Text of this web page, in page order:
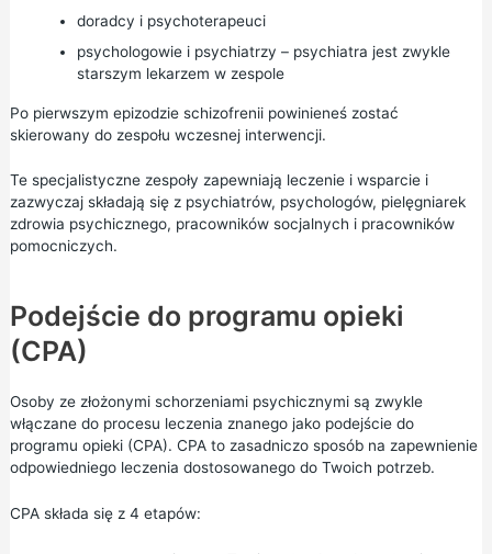
doradcy i psychoterapeuci
psychologowie i psychiatrzy – psychiatra jest zwykle
starszym lekarzem w zespole
Po pierwszym epizodzie schizofrenii powinieneś zostać
skierowany do zespołu wczesnej interwencji.
Te specjalistyczne zespoły zapewniają leczenie i wsparcie i
zazwyczaj składają się z psychiatrów, psychologów, pielęgniarek
zdrowia psychicznego, pracowników socjalnych i pracowników
pomocniczych.
Podejście do programu opieki
(CPA)
Osoby ze złożonymi schorzeniami psychicznymi są zwykle
włączane do procesu leczenia znanego jako podejście do
programu opieki (CPA). CPA to zasadniczo sposób na zapewnienie
odpowiedniego leczenia dostosowanego do Twoich potrzeb.
CPA składa się z 4 etapów: